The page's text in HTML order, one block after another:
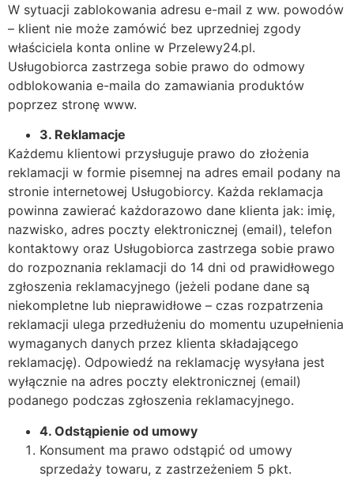
W sytuacji zablokowania adresu e-mail z ww. powodów
– klient nie może zamówić bez uprzedniej zgody
właściciela konta online w Przelewy24.pl.
Usługobiorca zastrzega sobie prawo do odmowy
odblokowania e-maila do zamawiania produktów
poprzez stronę www.
3. Reklamacje
Każdemu klientowi przysługuje prawo do złożenia
reklamacji w formie pisemnej na adres email podany na
stronie internetowej Usługobiorcy. Każda reklamacja
powinna zawierać każdorazowo dane klienta jak: imię,
nazwisko, adres poczty elektronicznej (email), telefon
kontaktowy oraz Usługobiorca zastrzega sobie prawo
do rozpoznania reklamacji do 14 dni od prawidłowego
zgłoszenia reklamacyjnego (jeżeli podane dane są
niekompletne lub nieprawidłowe – czas rozpatrzenia
reklamacji ulega przedłużeniu do momentu uzupełnienia
wymaganych danych przez klienta składającego
reklamację). Odpowiedź na reklamację wysyłana jest
wyłącznie na adres poczty elektronicznej (email)
podanego podczas zgłoszenia reklamacyjnego.
4. Odstąpienie od umowy
Konsument ma prawo odstąpić od umowy
sprzedaży towaru, z zastrzeżeniem 5 pkt.